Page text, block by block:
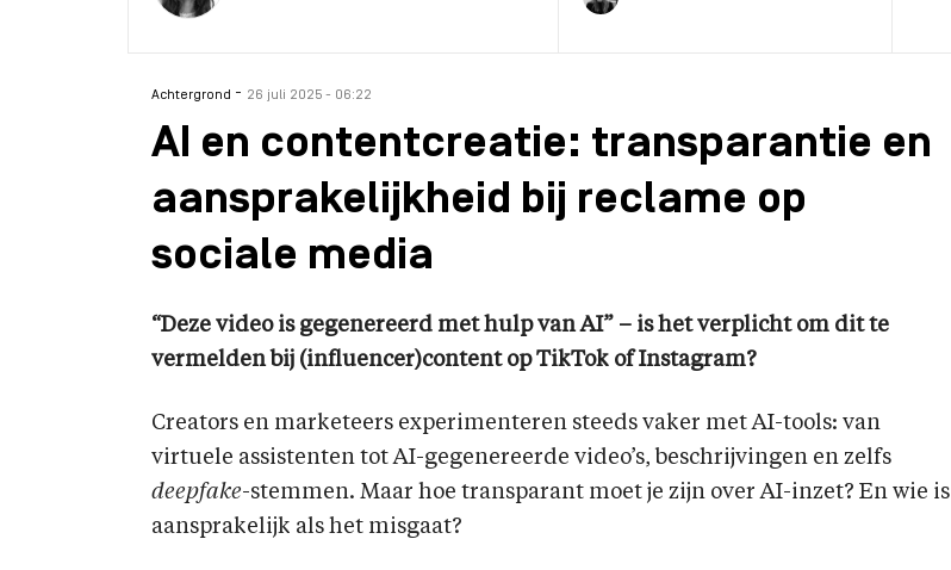
Achtergrond - 26 juli 2025 - 06:22
AI en contentcreatie: transparantie en
aansprakelijkheid bij reclame op
sociale media
“Deze video is gegenereerd met hulp van AI” – is het verplicht om dit te
vermelden bij (influencer)content op TikTok of Instagram?
Creators en marketeers experimenteren steeds vaker met AI-tools: van
virtuele assistenten tot AI-gegenereerde video’s, beschrijvingen en zelfs
deepfake-stemmen. Maar hoe transparant moet je zijn over AI-inzet? En wie is
aansprakelijk als het misgaat?